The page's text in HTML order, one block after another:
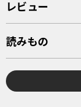
レビュー
読みもの